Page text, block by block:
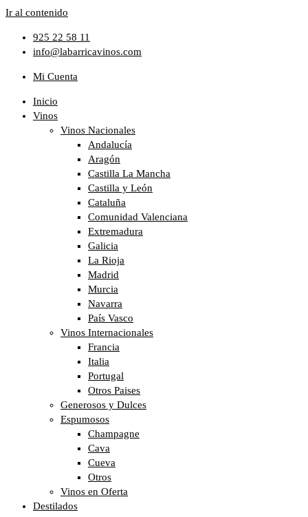
Ir al contenido
925 22 58 11
info@labarricavinos.com
Mi Cuenta
Inicio
Vinos
Vinos Nacionales
Andalucía
Aragón
Castilla La Mancha
Castilla y León
Cataluña
Comunidad Valenciana
Extremadura
Galicia
La Rioja
Madrid
Murcia
Navarra
País Vasco
Vinos Internacionales
Francia
Italia
Portugal
Otros Paises
Generosos y Dulces
Espumosos
Champagne
Cava
Cueva
Otros
Vinos en Oferta
Destilados